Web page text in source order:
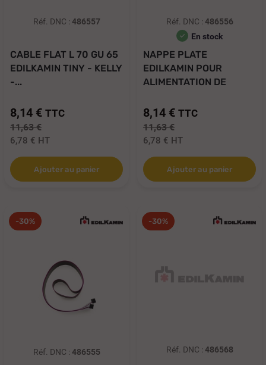
Réf. DNC : 486557
CABLE FLAT L 70 GU 65
EDILKAMIN TINY - KELLY
-...
8,14 € TTC
11,63 €
6,78 € HT
Ajouter au panier
Réf. DNC : 486556
En stock
NAPPE PLATE
EDILKAMIN POUR
ALIMENTATION DE
8,14 € TTC
11,63 €
6,78 € HT
Ajouter au panier
-30%
Réf. DNC : 486555
-30%
Réf. DNC : 486568